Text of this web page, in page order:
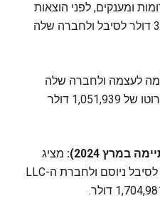
דולר בתרומות ומענקים, לפני הוצאות
כלשהן, ושילמה סך של 300,000 דולר לסיבל ולחברה שלה
לעצמה ולחברה שלה
302,500 דולר מתוך הכנסות ברוטו של 1,051,939 דולר
במרץ 2024):
מציג
תשלום כולל של 300,000 דולר לסיבל ניוסם ולחברת ה-LLC